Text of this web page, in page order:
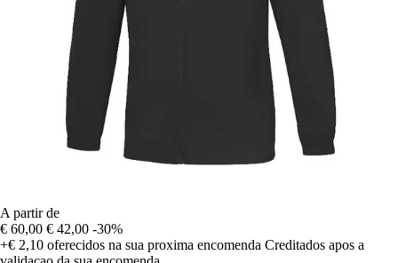
A partir de
€ 60,00 € 42,00 -30%
+€ 2,10 oferecidos na sua proxima encomenda Creditados apos a